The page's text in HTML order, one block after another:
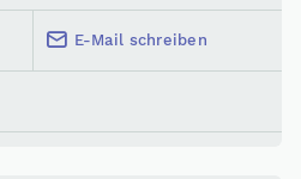
E-Mail schreiben